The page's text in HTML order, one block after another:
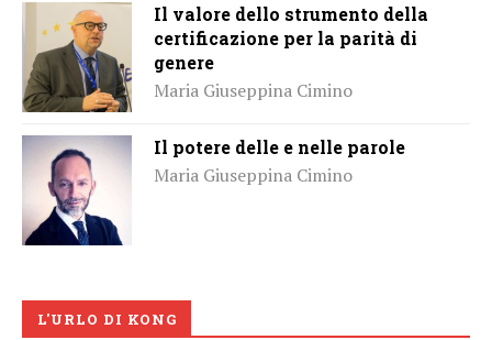
Il valore dello strumento della
certificazione per la parità di
genere
Maria Giuseppina Cimino
Il potere delle e nelle parole
Maria Giuseppina Cimino
L'URLO DI KONG